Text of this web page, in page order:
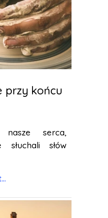
przy końcu
nasze serca,
słuchali słów